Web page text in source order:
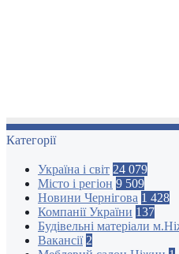
Категорії
Україна і світ 24 079
Місто і регіон 9 509
Новини Чернігова 1 428
Компанії України 137
Будівельні матеріали
Вакансії 2